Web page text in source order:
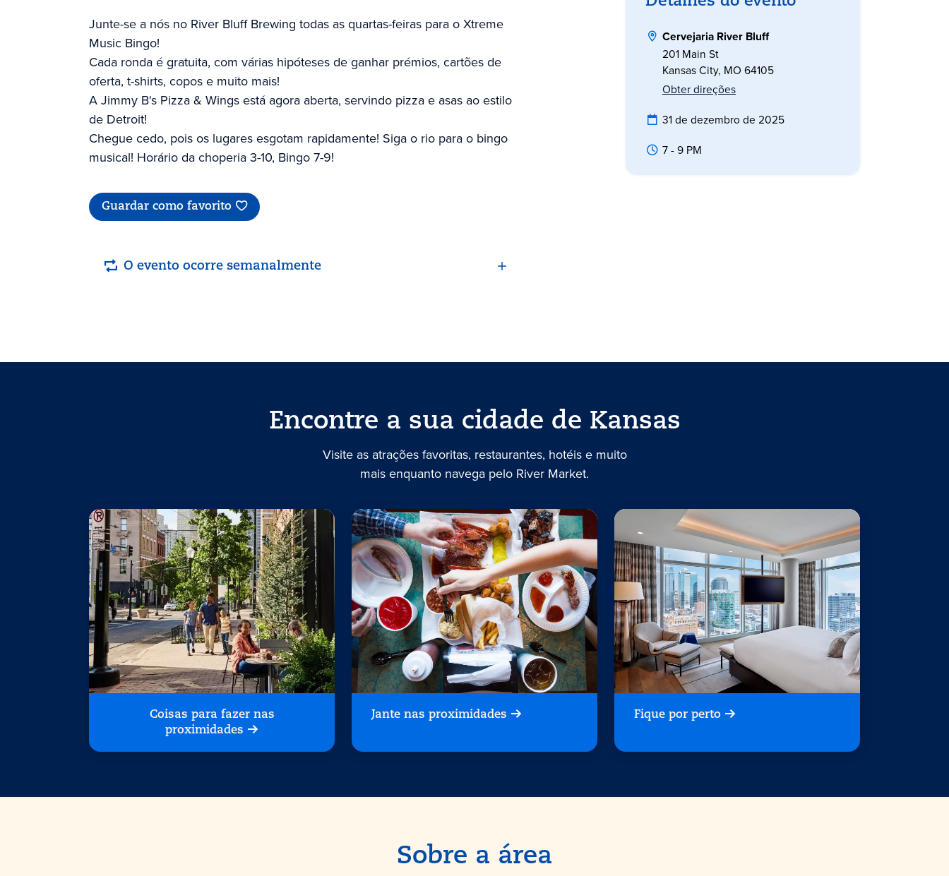
Junte-se a nós no River Bluff Brewing todas as quartas-feiras para o Xtreme
Music Bingo!
Cada ronda é gratuita, com várias hipóteses de ganhar prémios, cartões de
oferta, t-shirts, copos e muito mais!
A Jimmy B's Pizza & Wings está agora aberta, servindo pizza e asas ao estilo
de Detroit!
Chegue cedo, pois os lugares esgotam rapidamente! Siga o rio para o bingo
musical! Horário da choperia 3-10, Bingo 7-9!
Guardar como favorito
O evento ocorre semanalmente
Cervejaria River Bluff
201 Main St
Kansas City, MO 64105
Obter direções
31 de dezembro de 2025
7 - 9 PM
Encontre a sua cidade de Kansas
Visite as atrações favoritas, restaurantes, hotéis e muito
mais enquanto navega pelo River Market.
Coisas para fazer nas
proximidades
Jante nas proximidades Fique por perto
Sobre a área